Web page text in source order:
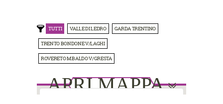
TUTTI VALLE DI LEDRO GARDA TRENTINO
TRENTO BONDONE V/LAGHI
ROVERETO M.BALDO V/GRESTA
APRI MAPPA